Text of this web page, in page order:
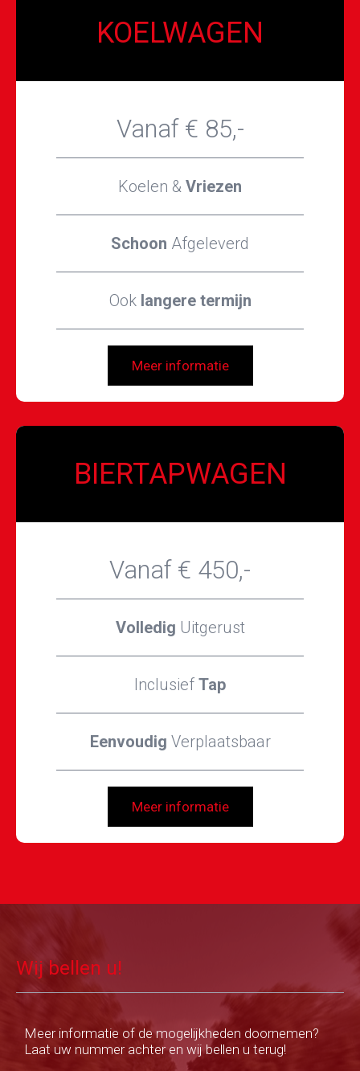
KOELWAGEN
Vanaf € 85,-
Koelen & Vriezen
Schoon Afgeleverd
Ook langere termijn
Meer informatie
BIERTAPWAGEN
Vanaf € 450,-
Volledig Uitgerust
Inclusief Tap
Eenvoudig Verplaatsbaar
Meer informatie
Wij bellen u!
Meer informatie of de mogelijkheden doornemen?
Laat uw nummer achter en wij bellen u terug!